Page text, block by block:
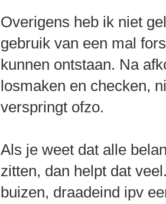
Overigens heb ik niet
gebruik van een mal
kunnen ontstaan. Na
losmaken en checken,
verspringt ofzo.
Als je weet dat alle
zitten, dan helpt dat
buizen, draadeind ipv